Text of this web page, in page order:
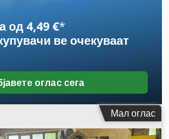
од 4,49 €*
ве очекуваат
оглас сега
Мал оглас